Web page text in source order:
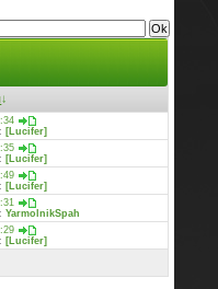
↓
[Lucifer]
[Lucifer]
[Lucifer]
YarmolnikSpah
[Lucifer]